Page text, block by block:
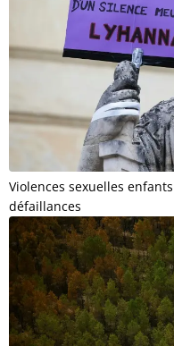
Violences sexuelles
défaillances